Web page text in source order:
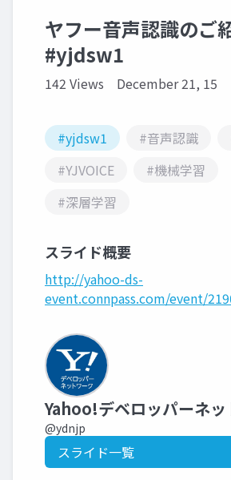
ヤフー音声認識のご
#yjdsw1
142 Views December 21, 15
#yjdsw1 #音声認識
#YJVOICE
#機械学習
#深層学習
スライド概要
http://yahoo-ds-
event.connpass.com/event/
Yahoo!デベロッパーネッ
@ydnjp
スライド一覧